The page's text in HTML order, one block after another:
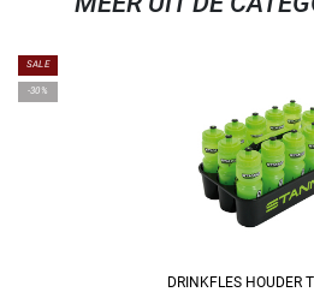
SALE
-30%
DRINKFLES HOUDER